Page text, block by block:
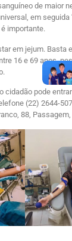
de maior
em seguida
importante.
em jejum. Basta
16 e 69 anos,
cidadão pode
(22) 2644-
88, Passagem,